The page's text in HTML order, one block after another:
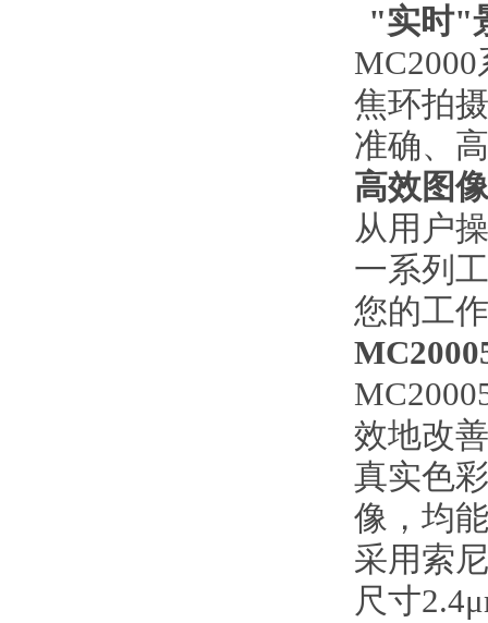
"实时"
MC2000
焦环拍
准确、
高效图
从用户
一系列
您的工
效地改
真实色
像，均
采用索尼
尺寸2.4μ